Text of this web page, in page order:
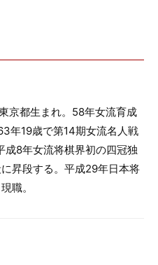
都生まれ。58年女流育成
年19歳で第14期女流名人戦
成8年女流将棋界初の四冠独
昇段する。平成29年日本将
職。